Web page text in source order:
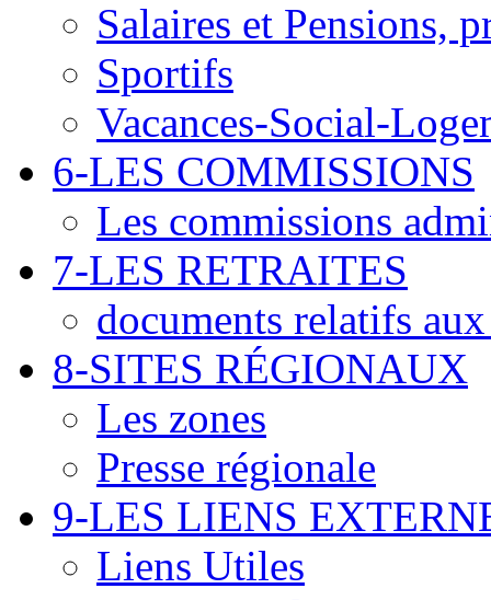
Salaires et Pensions,
Sportifs
Vacances-Social-
6-LES COMMISSIONS
Les commissions
7-LES RETRAITES
documents relatifs
8-SITES RÉGIONAUX
Les zones
Presse régionale
9-LES LIENS
Liens Utiles